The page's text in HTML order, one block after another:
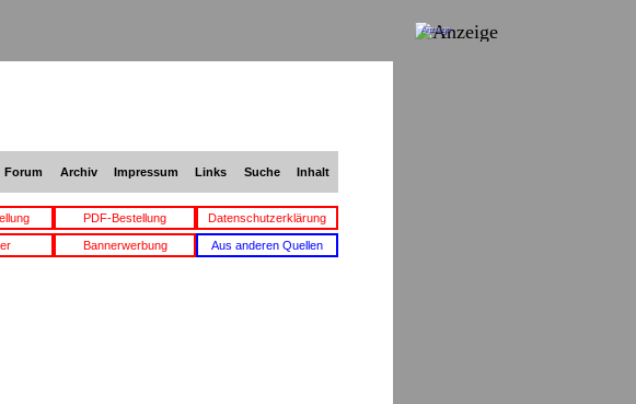
Forum Archiv Impressum Links Suche Inhalt
PDF-Bestellung Datenschutzerklärung
Bannerwerbung Aus anderen Quellen
Anzeige